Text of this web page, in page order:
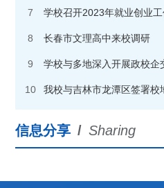
7 学校召开2023年就业创业
8 长春市文理高中来校调研
9 学校与多地深入开展政校企
10 我校与吉林市龙潭区签署校
信息分享 / Sharing